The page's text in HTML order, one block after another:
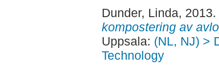
Dunder, Linda, 2013.
kompostering av
Uppsala: (NL, NJ) >
Technology